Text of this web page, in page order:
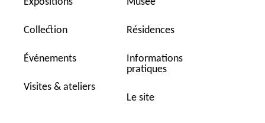
Collection
Événements
Visites & ateliers
Résidences
Informations
pratiques
Le site